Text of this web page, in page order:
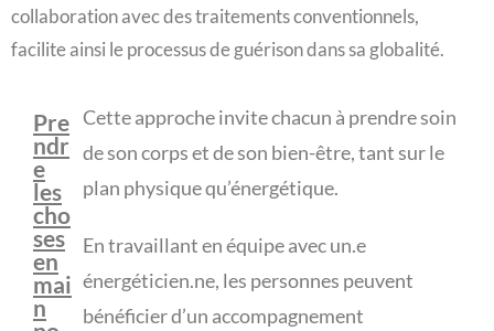
collaboration avec des traitements conventionnels,
facilite ainsi le processus de guérison dans sa globalité.
Pre
ndr
e
les
cho
ses
en
mai
n
Cette approche invite chacun à prendre soin
de son corps et de son bien-être, tant sur le
plan physique qu’énergétique.
En travaillant en équipe avec un.e
énergéticien.ne, les personnes peuvent
bénéficier d’un accompagnement